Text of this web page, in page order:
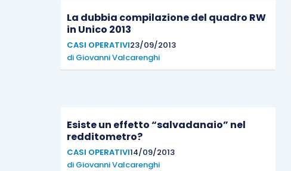
La dubbia compilazione del quadro RW
in Unico 2013
CASI OPERATIVI23/09/2013
di Giovanni Valcarenghi
Esiste un effetto “salvadanaio” nel
redditometro?
CASI OPERATIVI14/09/2013
di Giovanni Valcarenghi